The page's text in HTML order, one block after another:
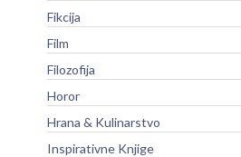
Fikcija
Film
Filozofija
Horor
Hrana & Kulinarstvo
Inspirativne Knjige